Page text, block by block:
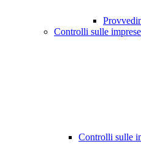
Controlli sulle imprese
Controlli sulle